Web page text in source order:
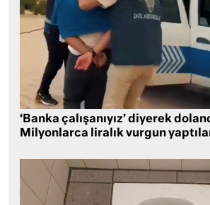
‘Banka çalışanıyız’ diyerek
Milyonlarca liralık vurgun